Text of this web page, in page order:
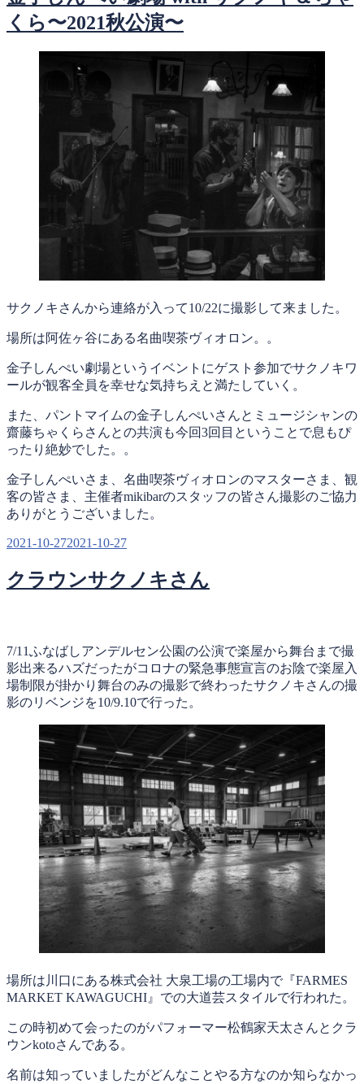
くら〜2021秋公演〜
サクノキさんから連絡が入って10/22に撮影して来ました。
場所は阿佐ヶ谷にある名曲喫茶ヴィオロン。。
金子しんぺい劇場というイベントにゲスト参加でサクノキワ
ールが観客全員を幸せな気持ちえと満たしていく。
また、パントマイムの金子しんぺいさんとミュージシャンの
齋藤ちゃくらさんとの共演も今回3回目ということで息もぴ
ったり絶妙でした。。
金子しんぺいさま、名曲喫茶ヴィオロンのマスターさま、観
客の皆さま、主催者mikibarのスタッフの皆さん撮影のご協力
ありがとうございました。
投
日:
2021-10-272021-10-27
クラウンサクノキさん
7/11ふなばしアンデルセン公園の公演で楽屋から舞台まで撮
影出来るハズだったがコロナの緊急事態宣言のお陰で楽屋入
場制限が掛かり舞台のみの撮影で終わったサクノキさんの撮
影のリベンジを10/9.10で行った。
場所は川口にある株式会社 大泉工場の工場内で『FARMES
MARKET KAWAGUCHI』での大道芸スタイルで行われた。
この時初めて会ったのがパフォーマー松鶴家天太さんとクラ
ウンkotoさんである。
名前は知っていましたがどんなことやる方なのか知らなかっ